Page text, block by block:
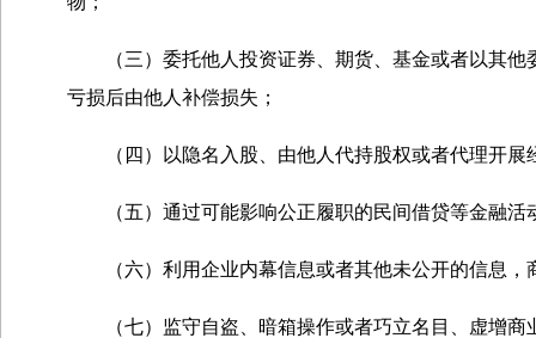
（三）委托他人投资证券、期货、基金或者以其他
亏损后由他人补偿损失；
（四）以隐名入股、由他人代持股权或者代理开展
（五）通过可能影响公正履职的民间借贷等金融活
（六）利用企业内幕信息或者其他未公开的信息，
（七）监守自盗、暗箱操作或者巧立名目、虚增商